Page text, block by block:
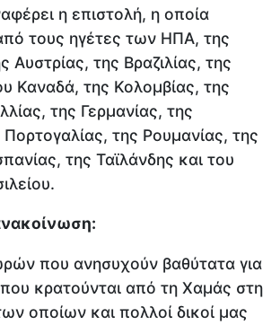
η επιστολή, η οποία
τους ηγέτες των ΗΠΑ, της
Αυστρίας, της Βραζιλίας, της
Καναδά, της Κολομβίας, της
της Γερμανίας, της
της Ρουμανίας, της
της Ταϊλάνδης και του
που ανησυχούν βαθύτατα για
κρατούνται από τη Χαμάς στη
οποίων και πολλοί δικοί μας